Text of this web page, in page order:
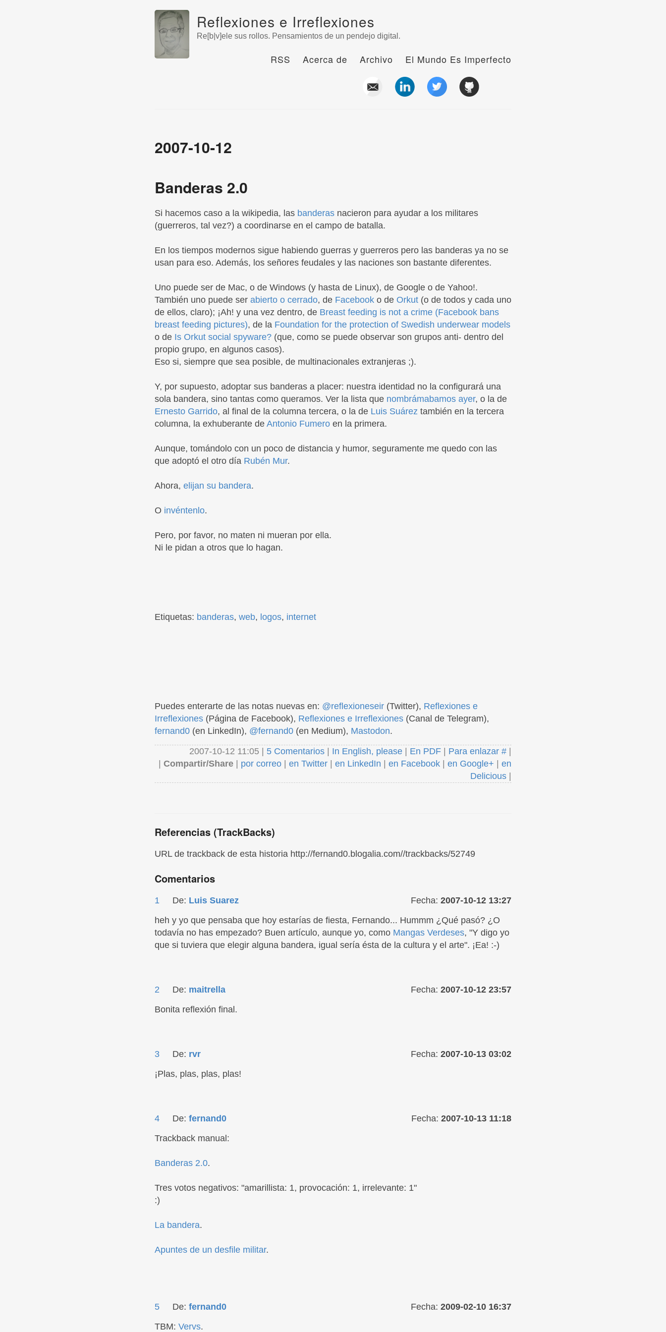
Reflexiones e Irreflexiones
Re[b|v]ele sus rollos. Pensamientos de un pendejo digital.
RSS Acerca de Archivo El Mundo Es Imperfecto
2007-10-12
Banderas 2.0
Si hacemos caso a la wikipedia, las banderas nacieron para ayudar a los militares
(guerreros, tal vez?) a coordinarse en el campo de batalla.
En los tiempos modernos sigue habiendo guerras y guerreros pero las banderas ya no se
usan para eso. Además, los señores feudales y las naciones son bastante diferentes.
Uno puede ser de Mac, o de Windows (y hasta de Linux), de Google o de Yahoo!.
También uno puede ser abierto o cerrado, de Facebook o de Orkut (o de todos y cada uno
de ellos, claro); ¡Ah! y una vez dentro, de Breast feeding is not a crime (Facebook bans
breast feeding pictures), de la Foundation for the protection of Swedish underwear models
o de Is Orkut social spyware? (que, como se puede observar son grupos anti- dentro del
propio grupo, en algunos casos).
Eso si, siempre que sea posible, de multinacionales extranjeras ;).
Y, por supuesto, adoptar sus banderas a placer: nuestra identidad no la configurará una
sola bandera, sino tantas como queramos. Ver la lista que nombrámabamos ayer, o la de
Ernesto Garrido, al final de la columna tercera, o la de Luis Suárez también en la tercera
columna, la exhuberante de Antonio Fumero en la primera.
Aunque, tomándolo con un poco de distancia y humor, seguramente me quedo con las
que adoptó el otro día Rubén Mur.
Ahora, elijan su bandera.
O invéntenlo.
Pero, por favor, no maten ni mueran por ella.
Ni le pidan a otros que lo hagan.
Etiquetas: banderas, web, logos, internet
Puedes enterarte de las notas nuevas en: @reflexioneseir (Twitter), Reflexiones e
Irreflexiones (Página de Facebook), Reflexiones e Irreflexiones (Canal de Telegram),
fernand0 (en LinkedIn), @fernand0 (en Medium), Mastodon.
2007-10-12 11:05 | 5 Comentarios In English, please En PDF Para enlazar #
Compartir/Share por correo en Twitter en LinkedIn en Facebook en Google+
en
Delicious
Referencias (TrackBacks)
URL de trackback de esta historia http://fernand0.blogalia.com//trackbacks/52749
Comentarios
1 De: Luis Suarez Fecha: 2007-10-12 13:27
heh y yo que pensaba que hoy estarías de fiesta, Fernando... Hummm ¿Qué pasó? ¿O
todavía no has empezado? Buen artículo, aunque yo, como Mangas Verdeses, "Y digo yo
que si tuviera que elegir alguna bandera, igual sería ésta de la cultura y el arte". ¡Ea! :-)
2 De: maitrella Fecha: 2007-10-12 23:57
Bonita reflexión final.
3 De: rvr Fecha: 2007-10-13 03:02
¡Plas, plas, plas, plas!
4 De: fernand0 Fecha: 2007-10-13 11:18
Trackback manual:
Banderas 2.0.
Tres votos negativos: "amarillista: 1, provocación: 1, irrelevante: 1"
:)
La bandera.
Apuntes de un desfile militar.
5 De: fernand0 Fecha: 2009-02-10 16:37
TBM: Vervs.